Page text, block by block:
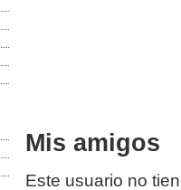
Mis amigos
Este usuario no